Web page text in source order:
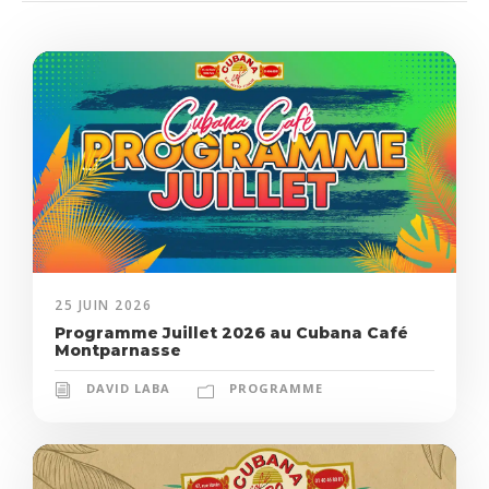
25 JUIN 2026
Programme Juillet 2026 au Cubana Café
Montparnasse
DAVID LABA PROGRAMME